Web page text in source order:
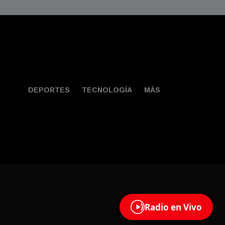
Radio en Vivo
DEPORTES TECNOLOGÍA MÁS
Contacto